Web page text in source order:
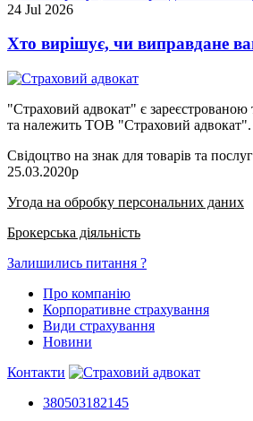
24 Jul 2026
Хто вирішує, чи виправдане
"Страховий адвокат" є
та належить ТОВ "Страховий адвокат".
Свідоцтво на знак для товарів та
25.03.2020р
Угода на обробку персональних даних
Брокерська діяльність
Залишились питання ?
Про компанію
Корпоративне страхування
Види страхування
Новини
Контакти
380503182145